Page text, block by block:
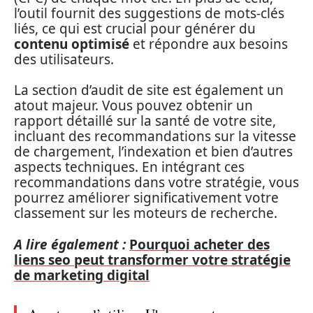
l’outil fournit des suggestions de mots-clés
liés, ce qui est crucial pour générer du
contenu optimisé et répondre aux besoins
des utilisateurs.
La section d’audit de site est également un
atout majeur. Vous pouvez obtenir un
rapport détaillé sur la santé de votre site,
incluant des recommandations sur la vitesse
de chargement, l’indexation et bien d’autres
aspects techniques. En intégrant ces
recommandations dans votre stratégie, vous
pourrez améliorer significativement votre
classement sur les moteurs de recherche.
A lire également : Pourquoi acheter des
liens seo peut transformer votre stratégie
de marketing digital